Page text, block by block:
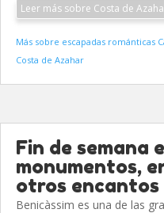
Leer más sobre Costa de
Más sobre escapadas
Costa de Azahar
Fin de semana
monumentos,
otros encantos
Benicàssim es una de las